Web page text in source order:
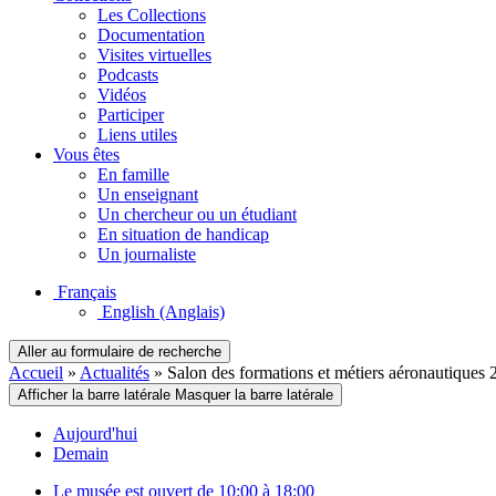
Les Collections
Documentation
Visites virtuelles
Podcasts
Vidéos
Participer
Liens utiles
Vous êtes
En famille
Un enseignant
Un chercheur ou un étudiant
En situation de handicap
Un journaliste
Français
English (Anglais)
Aller au formulaire de recherche
Accueil » Actualités » Salon des formations et métiers aéronautiques
Afficher la barre latérale Masquer la barre latérale
Aujourd'hui
Demain
Le musée est ouvert de 10:00 à 18:00